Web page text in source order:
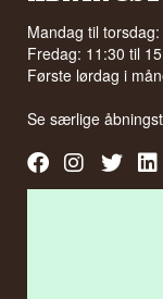
Mandag til
Fredag: 11:30 til
Første lørdag i
Se særlige